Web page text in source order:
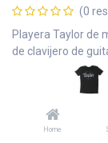
Home
(0
Playera Taylor de
de clavijero de
naranja/amarillo
470.00